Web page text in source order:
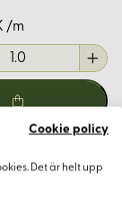
/m
Cookie policy
Det är helt upp